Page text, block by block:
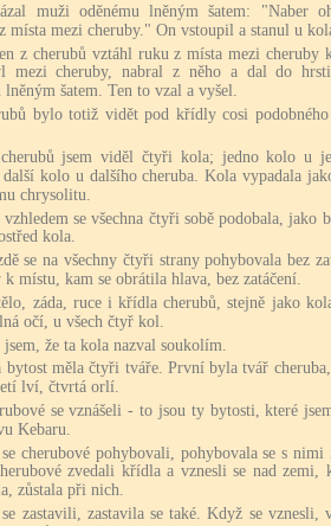
muži oděnému lněným šatem: "Naber
místa mezi cheruby." On vstoupil a stanul u
z cherubů vztáhl ruku z místa mezi cheruby
mezi cheruby, nabral z něho a dal do
lněným šatem. Ten to vzal a vyšel.
bylo totiž vidět pod křídly cosi
jsem viděl čtyři kola; jedno kolo u
další kolo u dalšího cheruba. Kola vypadala
chrysolitu.
se všechna čtyři sobě podobala, jako
kola.
se na všechny čtyři strany pohybovala bez
místu, kam se obrátila hlava, bez zatáčení.
záda, ruce i křídla cherubů, stejně jako
očí, u všech čtyř kol.
jsem, že ta kola nazval soukolím.
bytost měla čtyři tváře. První byla tvář
lví, čtvrtá orlí.
se vznášeli - to jsou ty bytosti, které
Kebaru.
cherubové pohybovali, pohybovala se s
zvedali křídla a vznesli se nad zemi,
zůstala při nich.
zastavili, zastavila se také. Když se vznesli,